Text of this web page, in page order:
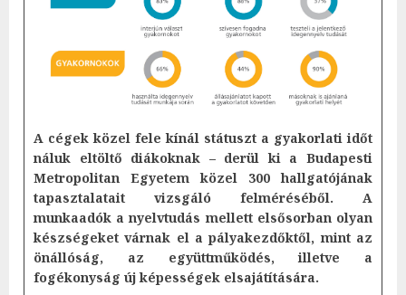
A cégek közel fele kínál státuszt a gyakorlati időt
náluk eltöltő diákoknak – derül ki a Budapesti
Metropolitan Egyetem közel 300 hallgatójának
tapasztalatait vizsgáló felméréséből. A
munkaadók a nyelvtudás mellett elsősorban olyan
készségeket várnak el a pályakezdőktől, mint az
önállóság, az együttműködés, illetve a
fogékonyság új képességek elsajátítására.